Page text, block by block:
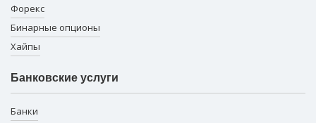
Форекс
Бинарные опционы
Хайпы
Банковские услуги
Банки